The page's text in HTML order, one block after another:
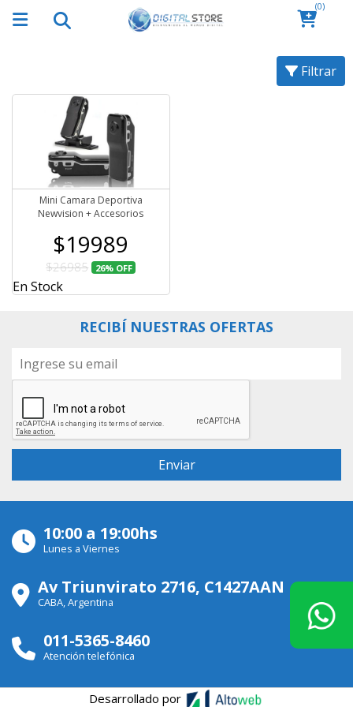
(0)
Filtrar
Mini Camara Deportiva
Newvision + Accesorios
$19989
$26985 26% OFF
En Stock
RECIBÍ NUESTRAS OFERTAS
10:00 a 19:00hs
Lunes a Viernes
Av Triunvirato 2716, C1427AAN
CABA, Argentina
011-5365-8460
Atención telefónica
Desarrollado por